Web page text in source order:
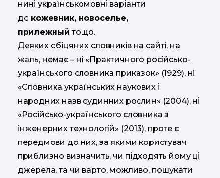
нині українськомовні варіанти
до кожевник, новоселье,
прилежный тощо.
Деяких обіцяних словників на сайті, на
жаль, немає – ні «Практичного російсько-
українського словника приказок» (1929), ні
«Словника українських наукових і
народних назв судинних рослин» (2004), ні
«Російсько-українського словника з
інженерних технологій» (2013), проте є
передмови до них, за якими користувач
приблизно визначить, чи підходять йому ці
джерела, та чи варто, можливо, пошукати